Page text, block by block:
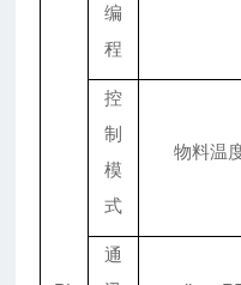
编
程
控
制
模
式
物料温
通